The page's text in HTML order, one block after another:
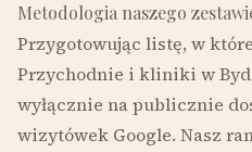
Metodologia naszego
Przygotowując listę, w
Przychodnie i kliniki w
wyłącznie na publicznie
wizytówek Google. Nasz